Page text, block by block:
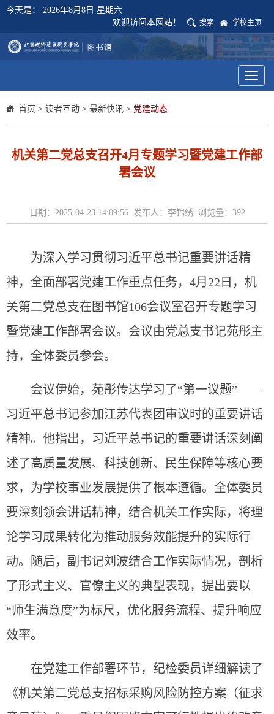
今天是： 2026年8月8日 星期六
欢迎访问本网站！
搜索 学校主页
Toggle
首页 > 读者互动 > 最新快讯 > 党建动态
机关第二党总支召开4月专题学习暨党建工作部
署会议
日期：2025-04-23 14:09:56 发布人：李锦绣 浏览量： 392
为深入学习贯彻习近平总书记重要讲话精
神，全面部署党建工作重点任务，4月22日，机
关第二党总支在图书馆106会议室召开专题学习
暨党建工作部署会议。会议由党总支书记苑彤主
持，全体委员参会。
会议伊始，苑彤传达学习了“第一议题”——
习近平总书记参加江苏代表团审议时的重要讲话
精神。他指出，习近平总书记的重要讲话深刻阐
述了高质量发展、科技创新、民生保障等核心要
求，为学校事业发展提供了根本遵循。全体委员
要深刻领会讲话精神，结合机关工作实际，将理
论学习成果转化为推动服务效能提升的实际行
动。随后，副书记刘波结合工作实际情况，剖析
了形式主义、官僚主义的典型表现，提出要以
“师生满意度”为标尺，优化服务流程、提升响应
效率。
在党建工作部署环节，纪检委员详细解读了
《机关第二党总支招标采购风险防控方案（征求